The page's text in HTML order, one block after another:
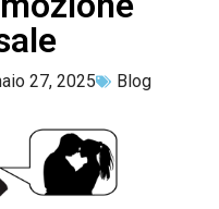
27, 2025 Blog